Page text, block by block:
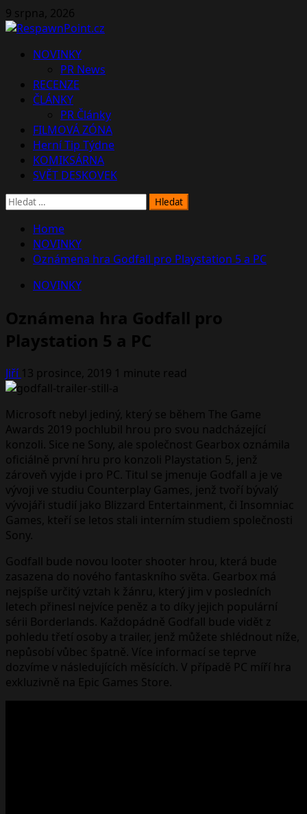
Skip
to
9 srpna, 2026
PrimaryNOVINKY
PR News
RECENZE
ČLÁNKY
PR Články
FILMOVÁ ZÓNA
Herní Tip Týdne
KOMIKSÁRNA
SVĚT DESKOVEK
Vyhledávání
Home
NOVINKY
Oznámena hra Godfall pro Playstation 5 a PC
NOVINKY
Oznámena hra Godfall pro
Playstation 5 a PC
Jiří 13 prosince, 2019 1 minute read
Microsoft nebyl jediný, který se během The Game
Awards 2019 pochlubil hrou pro svou nadcházející
konzoli. Sice ne Sony, ale společnost Gearbox oznámila
oficiálně první hru pro konzoli Playstation 5, jenž
zároveň vyjde i pro PC. Titul se jmenuje Godfall a je ve
vývoji ve studiu Counterplay Games, jenž tvoří bývalý
vývojáři studií jako Blizzard Entertainment, či Insomniac
Games, kteří se letos stali interním studiem společnosti
Sony.
Godfall bude novou looter shooter hrou, která bude
zasazena do nového fantaskního světa. Gearbox má
nejspíše určitý vztah k žánru, který jim v posledních
letech přinesl nejvíce peněz a to díky jejich populární
sérii Borderlands. Každopádně Godfall bude vidět z
pohledu třetí osoby a trailer, jenž můžete shlédnout níže,
nepůsobí vůbec špatně. Více informací se teprve
dozvíme v následujících měsících. V případě PC míří hra
exkluzivně na Epic Games Store.